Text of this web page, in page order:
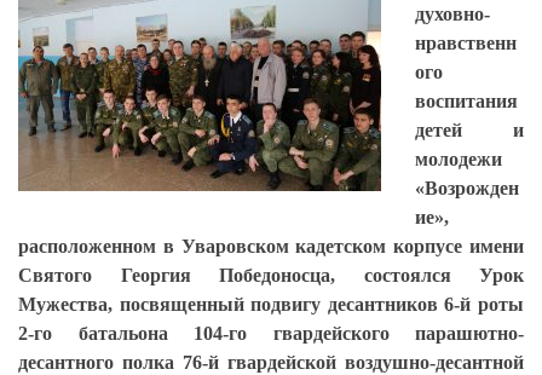
духовно-
нравственн
ого
воспитания
детей и
молодежи
«Возрожден
ие»,
расположенном в Уваровском кадетском корпусе имени
Святого Георгия Победоносца, состоялся Урок
Мужества, посвященный подвигу десантников 6-й роты
2-го батальона 104-го гвардейского парашютно-
десантного полка 76-й гвардейской воздушно-десантной